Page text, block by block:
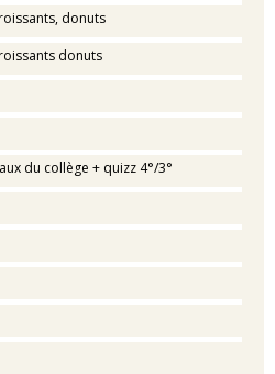
donuts
donuts
du collège + quizz 4°/3°